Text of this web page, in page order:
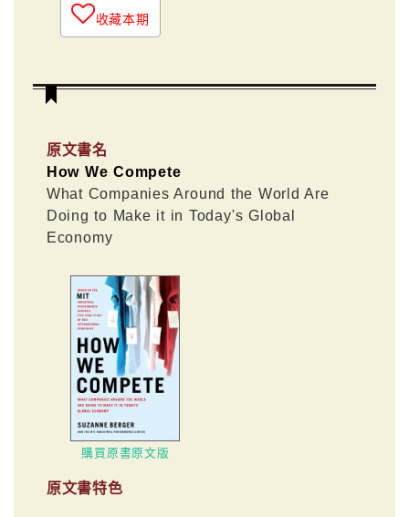
收藏本期
原文書名
How We Compete
What Companies Around the World Are
Doing to Make it in Today's Global
Economy
購買原書原文版
原文書特色